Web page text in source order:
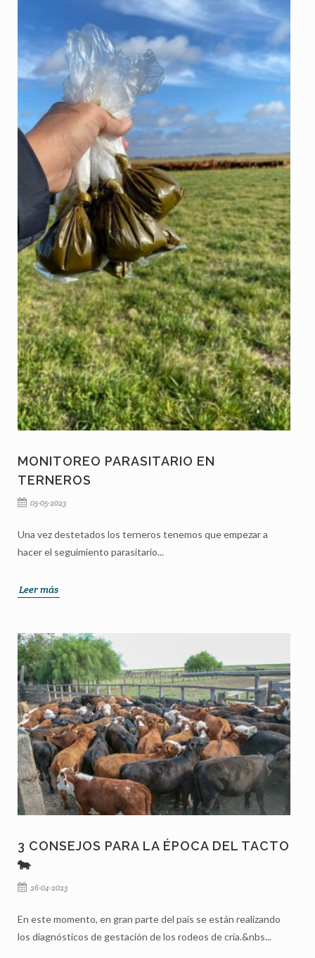
MONITOREO PARASITARIO EN
TERNEROS
05-05-2023
Una vez destetados los terneros tenemos que empezar a
hacer el seguimiento parasitario...
Leer más
3 CONSEJOS PARA LA ÉPOCA DEL TACTO
🐄
26-04-2023
En este momento, en gran parte del país se están realizando
los diagnósticos de gestación de los rodeos de cría.&nbs...